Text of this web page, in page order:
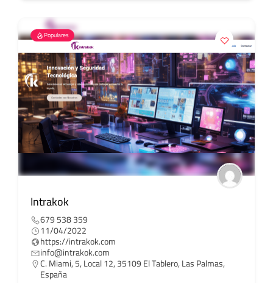
Populares
Intrakok
679 538 359
11/04/2022
https://intrakok.com
info@intrakok.com
C. Miami, 5, Local 12, 35109 El Tablero, Las Palmas,
España